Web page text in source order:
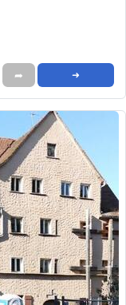
➦ ➜